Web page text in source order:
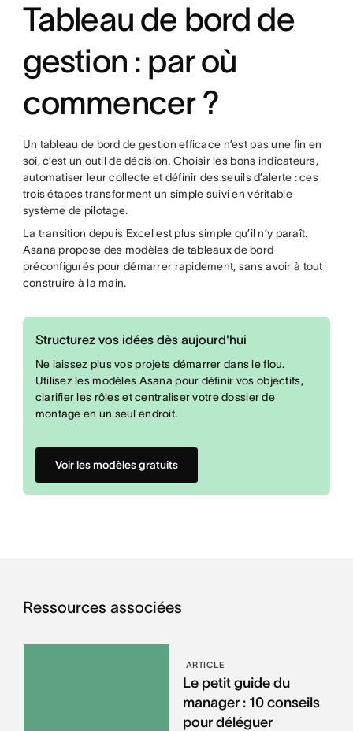
Tableau de bord de
gestion : par où
commencer ?
Un tableau de bord de gestion efficace n’est pas une fin en
soi, c’est un outil de décision. Choisir les bons indicateurs,
automatiser leur collecte et définir des seuils d’alerte : ces
trois étapes transforment un simple suivi en véritable
système de pilotage.
La transition depuis Excel est plus simple qu’il n’y paraît.
Asana propose des modèles de tableaux de bord
préconfigurés pour démarrer rapidement, sans avoir à tout
construire à la main.
Structurez vos idées dès aujourd'hui
Ne laissez plus vos projets démarrer dans le flou.
Utilisez les modèles Asana pour définir vos objectifs,
clarifier les rôles et centraliser votre dossier de
montage en un seul endroit.
Voir les modèles gratuits
Ressources associées
ARTICLE
Le petit guide du
manager : 10 conseils
pour déléguer